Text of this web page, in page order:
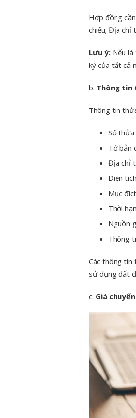
Hợp đồng
chiếu; Địa chỉ
Lưu ý: Nếu
ký của tất cả
b. Thông tin
Thông tin
Số thửa
Tờ bản
Địa chỉ
Diện
Mục
Thời
Nguồn
Thông
Các thông tin
sử dụng đất
c. Giá